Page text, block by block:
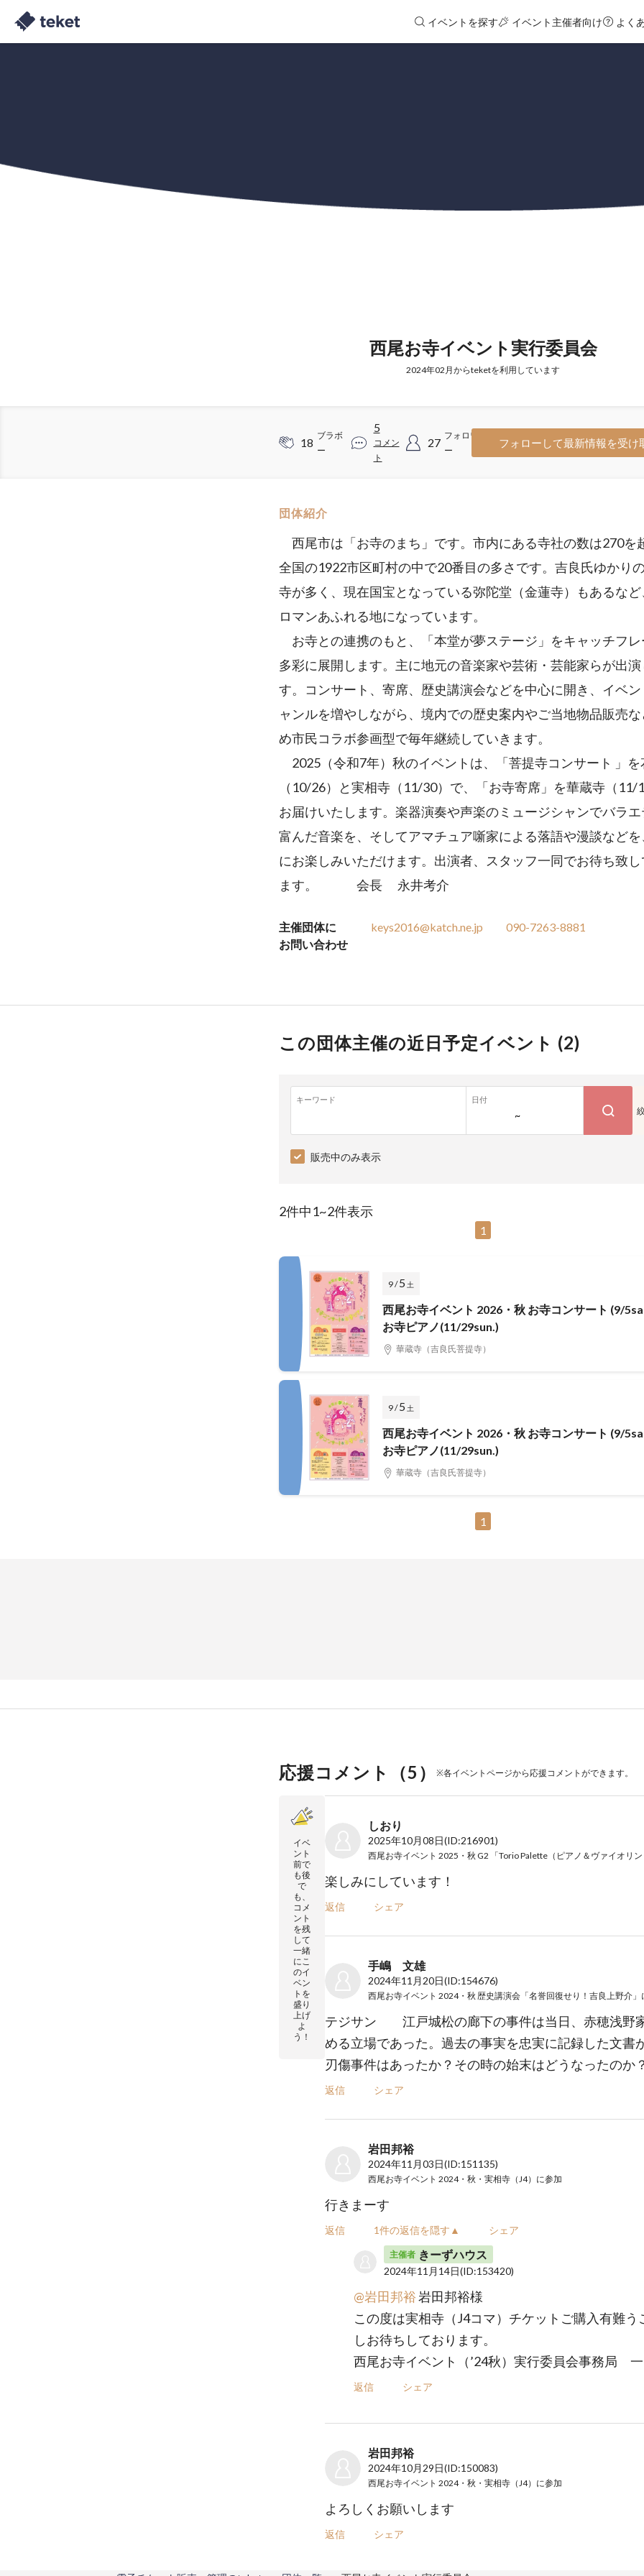
イベントを探す イベント主催者向け よく
西尾お寺イベント実行委員会
2024年02月からteketを利用しています
18
ブラボ
ー
5
コメン
ト
27
フォロワ
ー
フォローして最新情報を受け
団体紹介
西尾市は「お寺のまち」です。市内にある寺社の数は270を
全国の1922市区町村の中で20番目の多さです。吉良氏ゆかり
寺が多く、現在国宝となっている弥陀堂（金蓮寺）もあるな
ロマンあふれる地になっています。
お寺との連携のもと、「本堂が夢ステージ」をキャッチフ
多彩に展開します。主に地元の音楽家や芸術・芸能家らが出
す。コンサート、寄席、歴史講演会などを中心に開き、イベ
ャンルを増やしながら、境内での歴史案内やご当地物品販売
め市民コラボ参画型で毎年継続していきます。
2025（令和7年）秋のイベントは、「菩提寺コンサート 」を
（10/26）と実相寺（11/30）で、「お寺寄席」を華蔵寺（11/
お届けいたします。楽器演奏や声楽のミュージシャンでバラ
富んだ音楽を、そしてアマチュア噺家による落語や漫談など
にお楽しみいただけます。出演者、スタッフ一同でお待ち致
ます。 会長 永井考介
主催団体に
お問い合わせ
keys2016@katch.ne.jp 090-7263-8881
この団体主催の近日予定イベント (2)
キーワード 日付
~
販売中のみ表示
2件中1~2件表示
1
9 /5 土
西尾お寺イベント 2026・秋 お寺コンサート (9/
お寺ピアノ(11/29sun.)
華蔵寺（吉良氏菩提寺）
9 /5 土
西尾お寺イベント 2026・秋 お寺コンサート (9/
お寺ピアノ(11/29sun.)
華蔵寺（吉良氏菩提寺）
1
応援コメント（5 ） ※各イベントページから応援コメントができます。
イベ
ント
前で
も後
で
も、
コメ
ント
を残
して
一緒
にこ
のイ
ベン
トを
盛り
上げ
よ
う！
しおり
2025年10月08日(ID:216901)
楽しみにしています！
返信 シェア
手嶋 文雄
2024年11月20日(ID:154676)
西尾お寺イベント 2024・秋 歴史講演会「名誉回復せり！吉良上野介」
テジサン 江戸城松の廊下の事件は当日、赤穂浅野
める立場であった。過去の事実を忠実に記録した文書
刃傷事件はあったか？その時の始末はどうなったのか
返信 シェア
岩田邦裕
2024年11月03日(ID:151135)
西尾お寺イベント 2024・秋・実相寺（J4） に参加
行きまーす
返信 1件の返信を隠す▲ シェア
主催者 きーずハウス
2024年11月14日(ID:153420)
@岩田邦裕岩田邦裕様
この度は実相寺（J4コマ）チケットご購入有難
しお待ちしております。
西尾お寺イベント（’24秋）実行委員会事務局
返信 シェア
岩田邦裕
2024年10月29日(ID:150083)
西尾お寺イベント 2024・秋・実相寺（J4） に参加
よろしくお願いします
返信 シェア